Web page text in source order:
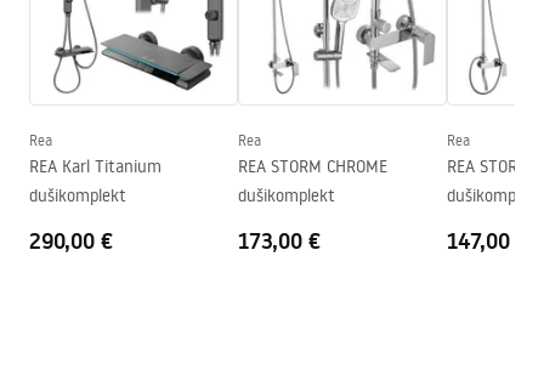
Avamismeetod
Kallutatav
Seria
Bruno
Paigaldamine
Dušialusel või põrandal
Kõrgus (mm)
Dušikabiini suund
Vasakule või paremale
Easy Clean kate
Ei
Garantiitingimused
Warranty_Terms_and_Conditions_-
_24.pdf
Rea
REA Karl Titanium
dušikomplekt
290,00 €
Rea
REA STORM CHROME
dušikomplekt
173,00 €
Rea
REA STORM
dušikomplekt
147,00 €